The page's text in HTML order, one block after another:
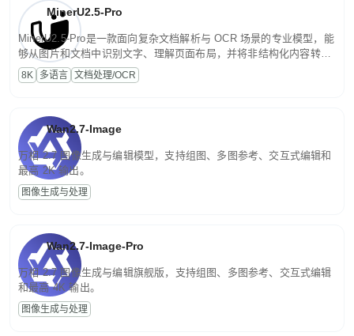
MinerU2.5-Pro
MinerU2.5-Pro是一款面向复杂文档解析与 OCR 场景的专业模型，能
够从图片和文档中识别文字、理解页面布局，并将非结构化内容转换
为便于存储、检索和二次处理的结构化结果。
8K 多语言 文档处理/OCR
Wan2.7-Image
万相 2.7 图像生成与编辑模型，支持组图、多图参考、交互式编辑和
最高 2K 输出。
图像生成与处理
Wan2.7-Image-Pro
万相 2.7 图像生成与编辑旗舰版，支持组图、多图参考、交互式编辑
和最高 4K 输出。
图像生成与处理